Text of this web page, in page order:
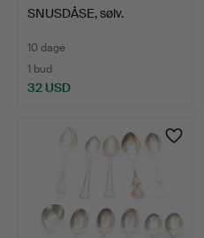
SNUSDÅSE, sølv.
10 dage
1 bud
32 USD